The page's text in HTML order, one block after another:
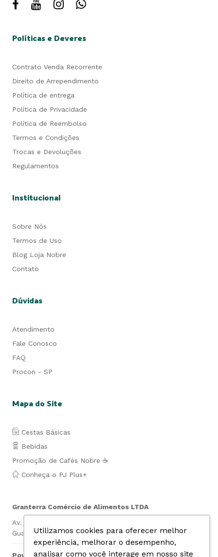
Utilizamos cookies para oferecer melhor
experiência, melhorar o desempenho,
analisar como você interage em nosso site
Políticas e Deveres
Contrato Venda Recorrente
Direito de Arrependimento
Política de entrega
Política de Privacidade
Política de Reembolso
Termos e Condições
Trocas e Devoluções
Regulamentos
Institucional
Sobre Nós
Termos de Uso
Blog Loja Nobre
Contato
Dúvidas
Atendimento
Fale Conosco
FAQ
Procon - SP
Mapa do Site
Cestas Básicas
Bebidas
Promoção de Cafés Nobre ☕
Conheça o PJ Plus+
Granterra Comércio de Alimentos LTDA
Av. Lauro de Gusmão Silveira, 849- Jd. São Geraldo-
Guarulhos- SP Cep: 07140-010 CNPJ: 07.019.669/0001-74
Powered by